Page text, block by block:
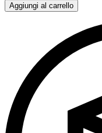
Aggiungi al carrello